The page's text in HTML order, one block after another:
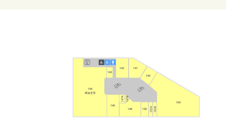
144
143
140
100
150
148
147B
147A
146
151A 151B
142 141